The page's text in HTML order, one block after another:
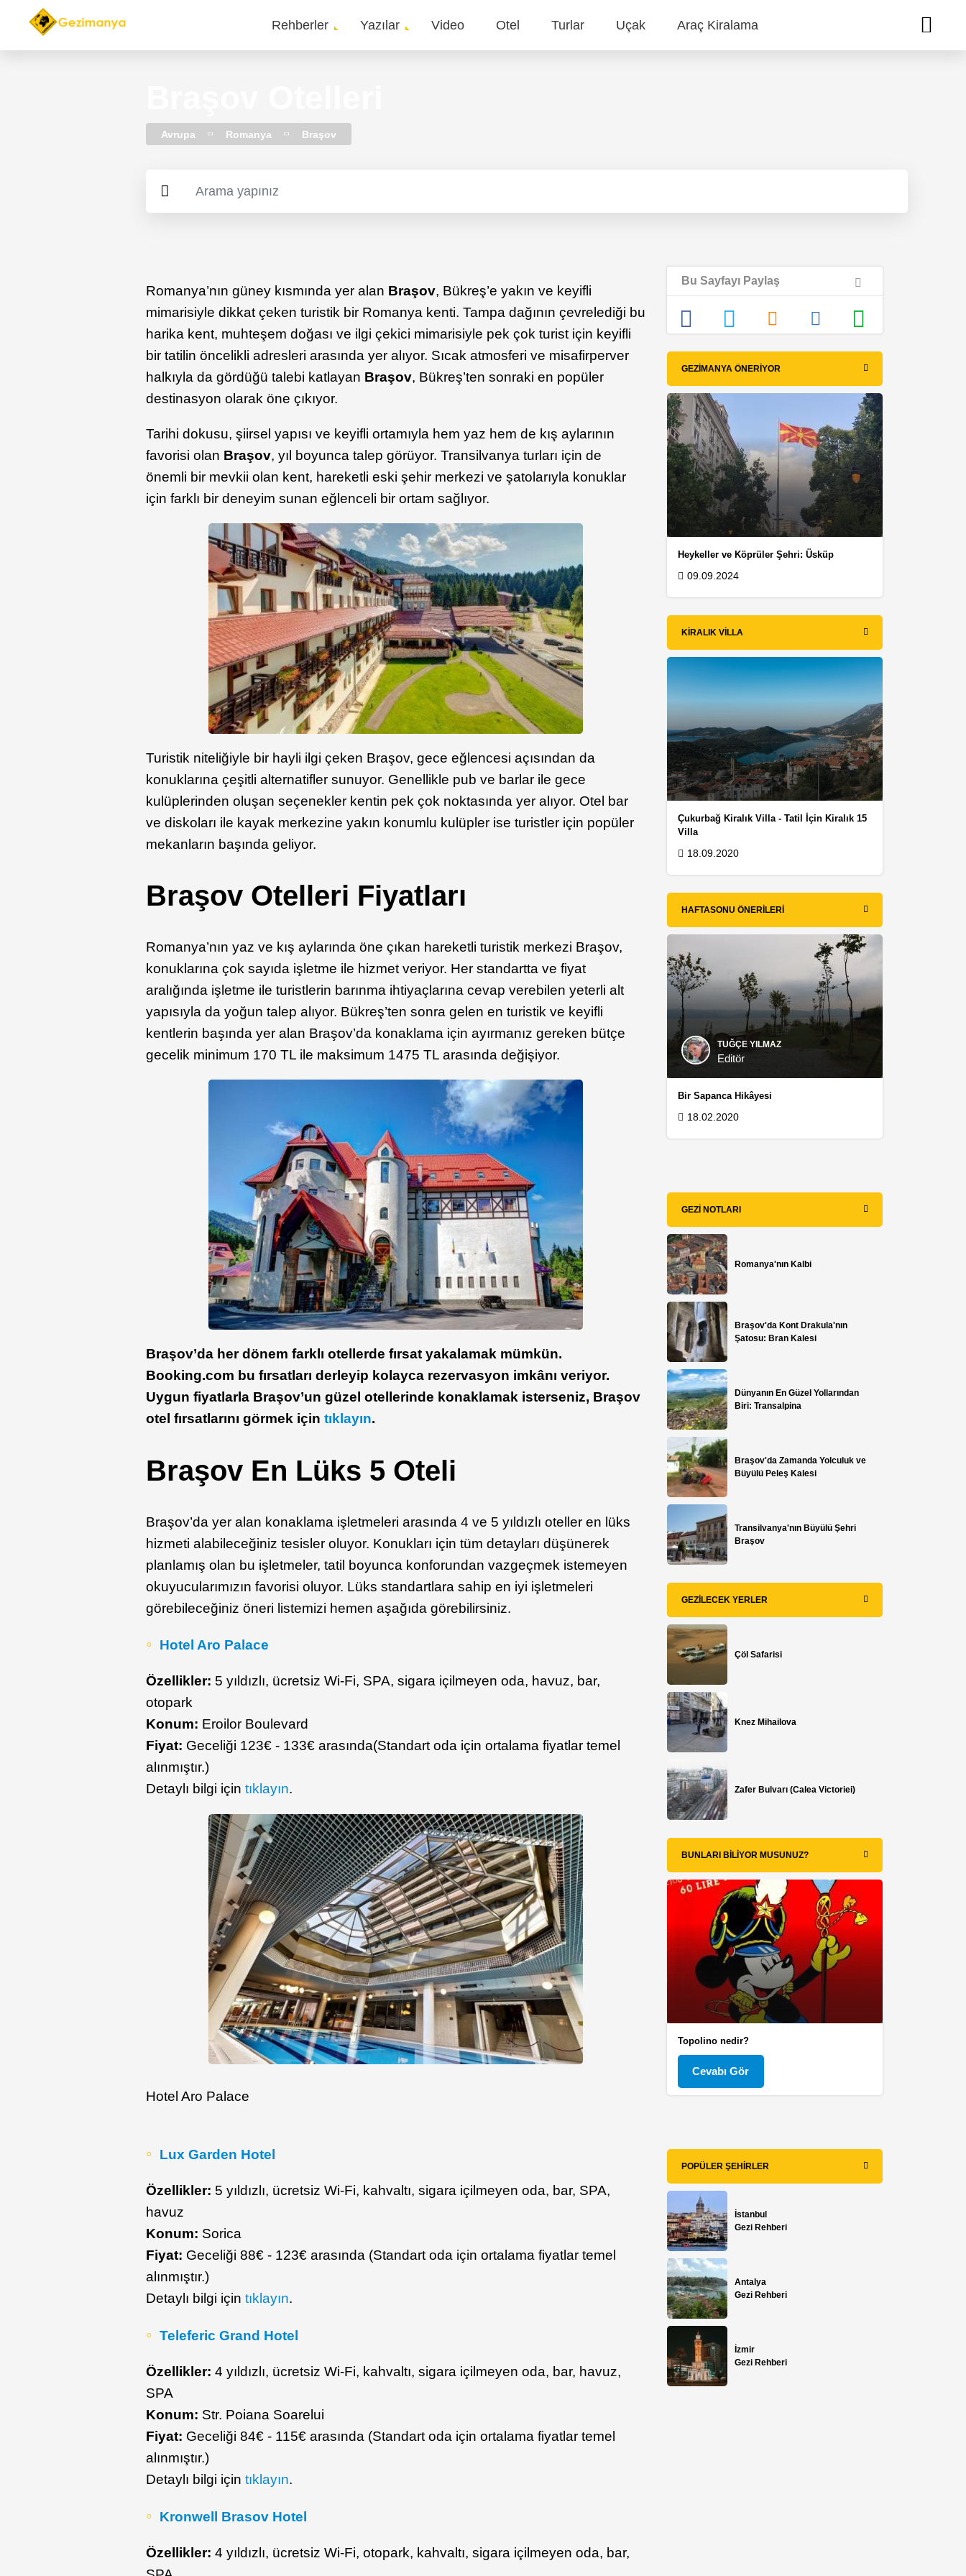
Main
Rehberler Yazılar Video Otel Turlar Uçak Araç Kiralama
Avrupa Romanya Braşov
Romanya’nın güney kısmında yer alan Braşov, Bükreş’e yakın ve keyifli
mimarisiyle dikkat çeken turistik bir Romanya kenti. Tampa dağının çevrelediği bu
harika kent, muhteşem doğası ve ilgi çekici mimarisiyle pek çok turist için keyifli
bir tatilin öncelikli adresleri arasında yer alıyor. Sıcak atmosferi ve misafirperver
halkıyla da gördüğü talebi katlayan Braşov, Bükreş’ten sonraki en popüler
destinasyon olarak öne çıkıyor.
Tarihi dokusu, şiirsel yapısı ve keyifli ortamıyla hem yaz hem de kış aylarının
favorisi olan Braşov, yıl boyunca talep görüyor. Transilvanya turları için de
önemli bir mevkii olan kent, hareketli eski şehir merkezi ve şatolarıyla konuklar
için farklı bir deneyim sunan eğlenceli bir ortam sağlıyor.
Turistik niteliğiyle bir hayli ilgi çeken Braşov, gece eğlencesi açısından da
konuklarına çeşitli alternatifler sunuyor. Genellikle pub ve barlar ile gece
kulüplerinden oluşan seçenekler kentin pek çok noktasında yer alıyor. Otel bar
ve diskoları ile kayak merkezine yakın konumlu kulüpler ise turistler için popüler
mekanların başında geliyor.
Braşov Otelleri Fiyatları
Romanya’nın yaz ve kış aylarında öne çıkan hareketli turistik merkezi Braşov,
konuklarına çok sayıda işletme ile hizmet veriyor. Her standartta ve fiyat
aralığında işletme ile turistlerin barınma ihtiyaçlarına cevap verebilen yeterli alt
yapısıyla da yoğun talep alıyor. Bükreş’ten sonra gelen en turistik ve keyifli
kentlerin başında yer alan Braşov’da konaklama için ayırmanız gereken bütçe
gecelik minimum 170 TL ile maksimum 1475 TL arasında değişiyor.
Braşov’da her dönem farklı otellerde fırsat yakalamak mümkün.
Booking.com bu fırsatları derleyip kolayca rezervasyon imkânı veriyor.
Uygun fiyatlarla Braşov’un güzel otellerinde konaklamak isterseniz, Braşov
otel fırsatlarını görmek içintıklayın.
Braşov En Lüks 5 Oteli
Braşov’da yer alan konaklama işletmeleri arasında 4 ve 5 yıldızlı oteller en lüks
hizmeti alabileceğiniz tesisler oluyor. Konukları için tüm detayları düşünerek
planlamış olan bu işletmeler, tatil boyunca konforundan vazgeçmek istemeyen
okuyucularımızın favorisi oluyor. Lüks standartlara sahip en iyi işletmeleri
görebileceğiniz öneri listemizi hemen aşağıda görebilirsiniz.
Hotel Aro Palace
Özellikler: 5 yıldızlı, ücretsiz Wi-Fi, SPA, sigara içilmeyen oda, havuz, bar,
otopark
Konum: Eroilor Boulevard
Fiyat: Geceliği 123€ - 133€ arasında(Standart oda için ortalama fiyatlar temel
alınmıştır.)
Detaylı bilgi içintıklayın.
Hotel Aro Palace
Lux Garden Hotel
Özellikler: 5 yıldızlı, ücretsiz Wi-Fi, kahvaltı, sigara içilmeyen oda, bar, SPA,
havuz
Konum: Sorica
Fiyat: Geceliği 88€ - 123€ arasında (Standart oda için ortalama fiyatlar temel
alınmıştır.)
Detaylı bilgi içintıklayın.
Teleferic Grand Hotel
Özellikler:4 yıldızlı, ücretsiz Wi-Fi, kahvaltı, sigara içilmeyen oda, bar, havuz,
SPA
Konum: Str. Poiana Soarelui
Fiyat: Geceliği 84€ - 115€ arasında (Standart oda için ortalama fiyatlar temel
alınmıştır.)
Detaylı bilgi içintıklayın.
Kronwell Brasov Hotel
Özellikler:4 yıldızlı, ücretsiz Wi-Fi, otopark, kahvaltı, sigara içilmeyen oda, bar,
Bu Sayfayı Paylaş
GEZIMANYA ÖNERIYOR
Heykeller ve Köprüler Şehri: Üsküp
09.09.2024
KIRALIK VILLA
Çukurbağ Kiralık Villa - Tatil İçin Kiralık 15
Villa
18.09.2020
HAFTASONU ÖNERILERI
TUĞÇE YILMAZ
Editör
Bir Sapanca Hikâyesi
18.02.2020
GEZI NOTLARI
Romanya'nın Kalbi
Braşov'da Kont Drakula'nın
Şatosu: Bran Kalesi
Dünyanın En Güzel Yollarından
Biri: Transalpina
Braşov'da Zamanda Yolculuk ve
Büyülü Peleş Kalesi
Transilvanya'nın Büyülü Şehri
Braşov
GEZILECEK YERLER
Çöl Safarisi
Knez Mihailova
Zafer Bulvarı (Calea Victoriei)
BUNLARI BILIYOR MUSUNUZ?
Topolino nedir?
Cevabı Gör
POPÜLER ŞEHIRLER
İstanbul
Gezi Rehberi
Antalya
Gezi Rehberi
İzmir
Gezi Rehberi